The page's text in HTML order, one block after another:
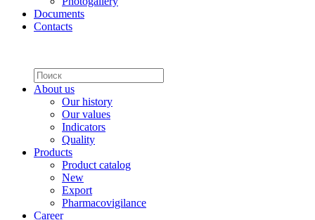
Documents
Contacts
About us
Our history
Our values
Indicators
Quality
Products
Product catalog
New
Export
Pharmacovigilance
Career